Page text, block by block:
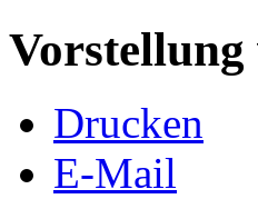
Drucken
E-Mail